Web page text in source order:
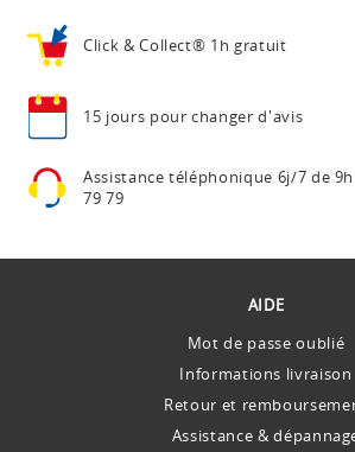
Click & Collect® 1h gratuit
15 jours pour changer d'avis
Assistance téléphonique 6j/7 de
79 79
AIDE
Mot de passe oublié
Informations livraison
Retour et
Assistance &